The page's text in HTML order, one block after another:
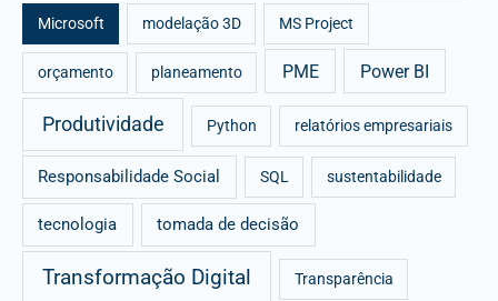
Microsoft modelação 3D MS Project
orçamento planeamento PME Power BI
Produtividade Python relatórios empresariais
Responsabilidade Social SQL sustentabilidade
tecnologia tomada de decisão
Transformação Digital Transparência